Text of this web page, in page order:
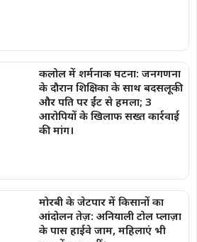
कलोल में शर्मनाक घटना: जनगणना
के दौरान शिक्षिका के साथ बदसलूकी
और पति पर ईंट से हमला; 3
आरोपियों के खिलाफ सख्त कार्रवाई
की मांग।
मोरबी के जेटपार में किसानों का
आंदोलन तेज़: अनियाली टोल प्लाज़ा
के पास हाईवे जाम, महिलाएं भी